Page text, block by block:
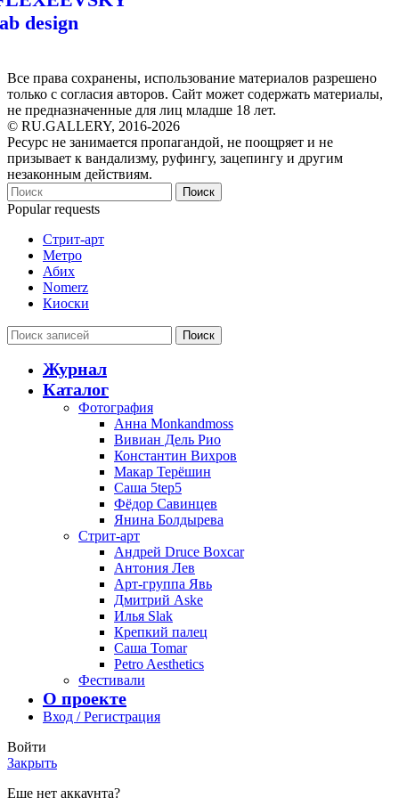
design
Все права сохранены, использование материалов разрешено
только с согласия авторов. Сайт может содержать материалы,
не предназначенные для лиц младше 18 лет.
© RU.GALLERY, 2016-2026
Ресурс не занимается пропагандой, не поощряет и не
призывает к вандализму, руфингу, зацепингу и другим
незаконным действиям.
Поиск
Popular requests
Стрит-арт
Метро
Абих
Nomerz
Киоски
Поиск
Журнал
Каталог
Фотография
Анна Monkandmoss
Вивиан Дель Рио
Константин Вихров
Макар Терёшин
Саша 5tep5
Фёдор Савинцев
Янина Болдырева
Стрит-арт
Андрей Druce Boxcar
Антония Лев
Арт-группа Явь
Дмитрий Aske
Илья Slak
Крепкий палец
Саша Tomar
Petro Aesthetics
Фестивали
О проекте
Вход / Регистрация
Войти
Закрыть
Еще нет аккаунта?